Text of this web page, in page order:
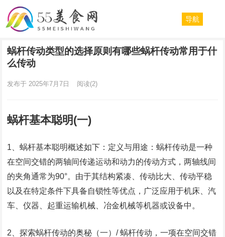
导航
蜗杆传动类型的选择原则有哪些蜗杆传动常用于什
么传动
发布于 2025年7月7日 阅读(2)
蜗杆基本聪明(一)
1、蜗杆基本聪明概述如下：定义与用途：蜗杆传动是一种
在空间交错的两轴间传递运动和动力的传动方式，两轴线间
的夹角通常为90°。由于其结构紧凑、传动比大、传动平稳
以及在特定条件下具备自锁性等优点，广泛应用于机床、汽
车、仪器、起重运输机械、冶金机械等机器或设备中。
2、探索蜗杆传动的奥秘（一）/ 蜗杆传动，一项在空间交错